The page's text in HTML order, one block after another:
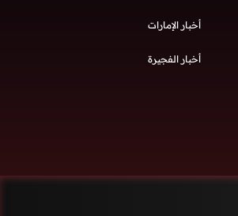
أخبار الإمارات
أخبار الفجيرة